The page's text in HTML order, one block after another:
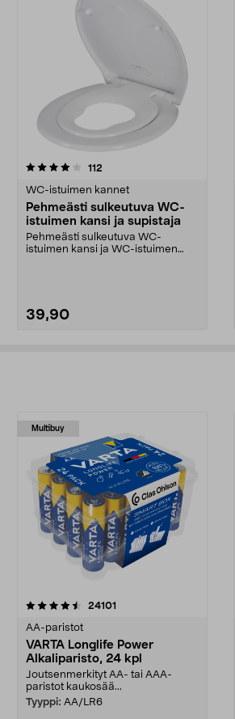
112
WC-istuimen kannet
Pehmeästi sulkeutuva WC-
istuimen kansi ja supistaja
Pehmeästi sulkeutuva WC-
istuimen kansi ja WC-istuimen
39,90
4.5 viidestä
Multibuy
24101
AA-paristot
VARTA Longlife Power
Alkaliparisto, 24 kpl
Joutsenmerkityt AA- tai AAA-
paristot kaukosää...
Tyyppi: AA/LR6
4.5viidestä